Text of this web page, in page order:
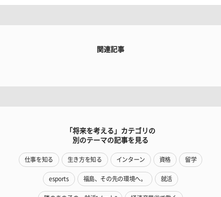
関連記事
「将来を考える」カテゴリの
別のテーマの記事を見る
仕事を知る 生き方を知る インターン 資格 留学
esports 福島、その先の環境へ。 就活